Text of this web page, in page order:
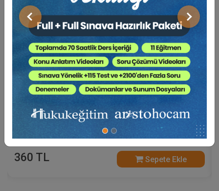
Önceki Sonraki
Sosyal Güvenlik Hukuku - V. İş Hukuku Kongresi -
IV. Oturum Video Kaydı
360 TL Sepete Ekle